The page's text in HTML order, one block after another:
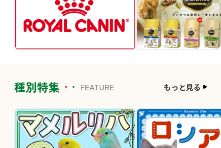
種別特集 FEATURE もっと見る